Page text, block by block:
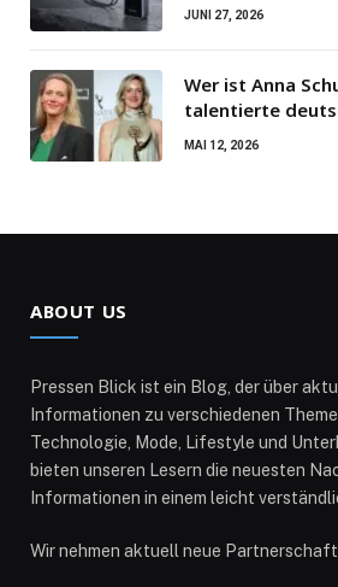
JUNI 27, 2026
Wer ist Anna
talentierte
MAI 12, 2026
ABOUT US
Pressen Blick ist ein Blog, der über
Informationen zu verschiedenen
Technologie, Mode, Lifestyle und
bieten unseren Lesern die neuesten
Informationen in einem leicht
Wir nehmen aktuell neue